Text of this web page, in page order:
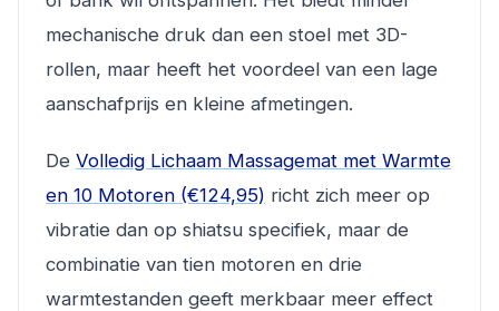
mechanische druk dan een stoel met 3D-
rollen, maar heeft het voordeel van een lage
aanschafprijs en kleine afmetingen.
De Volledig Lichaam Massagemat met Warmte
en 10 Motoren (€124,95) richt zich meer op
vibratie dan op shiatsu specifiek, maar de
combinatie van tien motoren en drie
warmtestanden geeft merkbaar meer effect